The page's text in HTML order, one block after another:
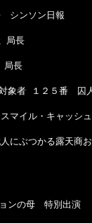
ンソン日報
長
長
１２５番　囚人
ル・キャッシュ
ぶつかる露天商お
の母　特別出演